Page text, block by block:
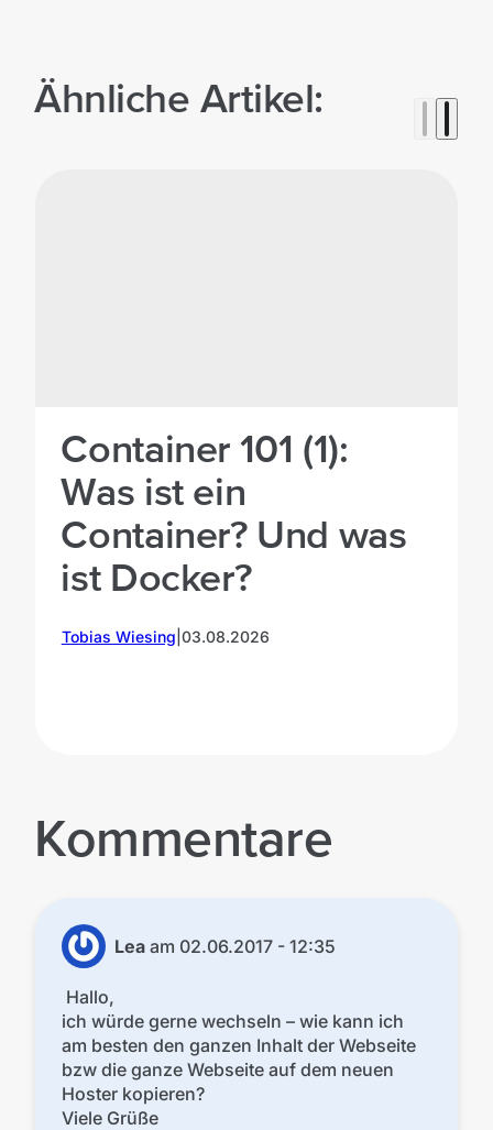
Ähnliche Artikel:
Container 101 (1):
Was ist ein
Container? Und was
ist Docker?
Tobias Wiesing 03.08.2026
Kommentare
Lea am 02.06.2017 - 12:35
Hallo,
ich würde gerne wechseln – wie kann ich
am besten den ganzen Inhalt der Webseite
bzw die ganze Webseite auf dem neuen
Hoster kopieren?
Viele Grüße